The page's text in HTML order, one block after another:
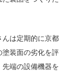
んは定期的に京都
装面の劣化を評
端の設備機器を